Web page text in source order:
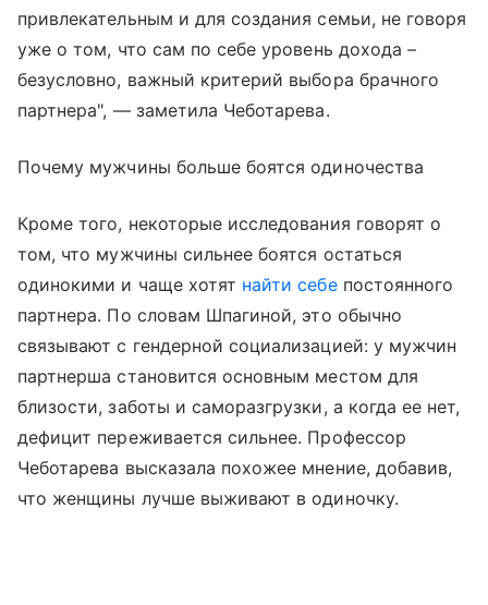
привлекательным и для создания семьи, не говоря
уже о том, что сам по себе уровень дохода –
безусловно, важный критерий выбора брачного
партнера", — заметила Чеботарева.
Почему мужчины больше боятся одиночества
Кроме того, некоторые исследования говорят о
том, что мужчины сильнее боятся остаться
одинокими и чаще хотят найти себепостоянного
партнера. По словам Шпагиной, это обычно
связывают с гендерной социализацией: у мужчин
партнерша становится основным местом для
близости, заботы и саморазгрузки, а когда ее нет,
дефицит переживается сильнее. Профессор
Чеботарева высказала похожее мнение, добавив,
что женщины лучше выживают в одиночку.